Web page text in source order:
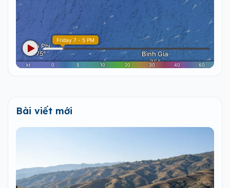
Bài viết mới